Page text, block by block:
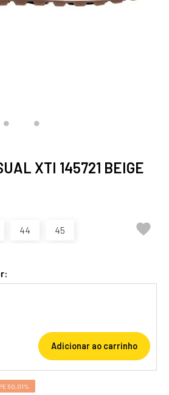
XTI 145721 BEIGE
44 45 
Adicionar ao carrinho
50,01%